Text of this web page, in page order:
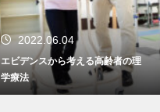
2022.06.04
エビデンスから考える高齢者の理
学療法